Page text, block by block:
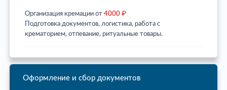
Организация кремации от 4000 ₽
Подготовка документов, логистика, работа с
крематорием, отпевание, ритуальные товары.
Оформление и сбор документов